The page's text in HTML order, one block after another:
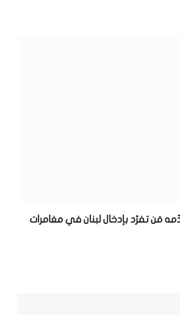
مَن تفرّد بإدخال لبنان في مغامرات